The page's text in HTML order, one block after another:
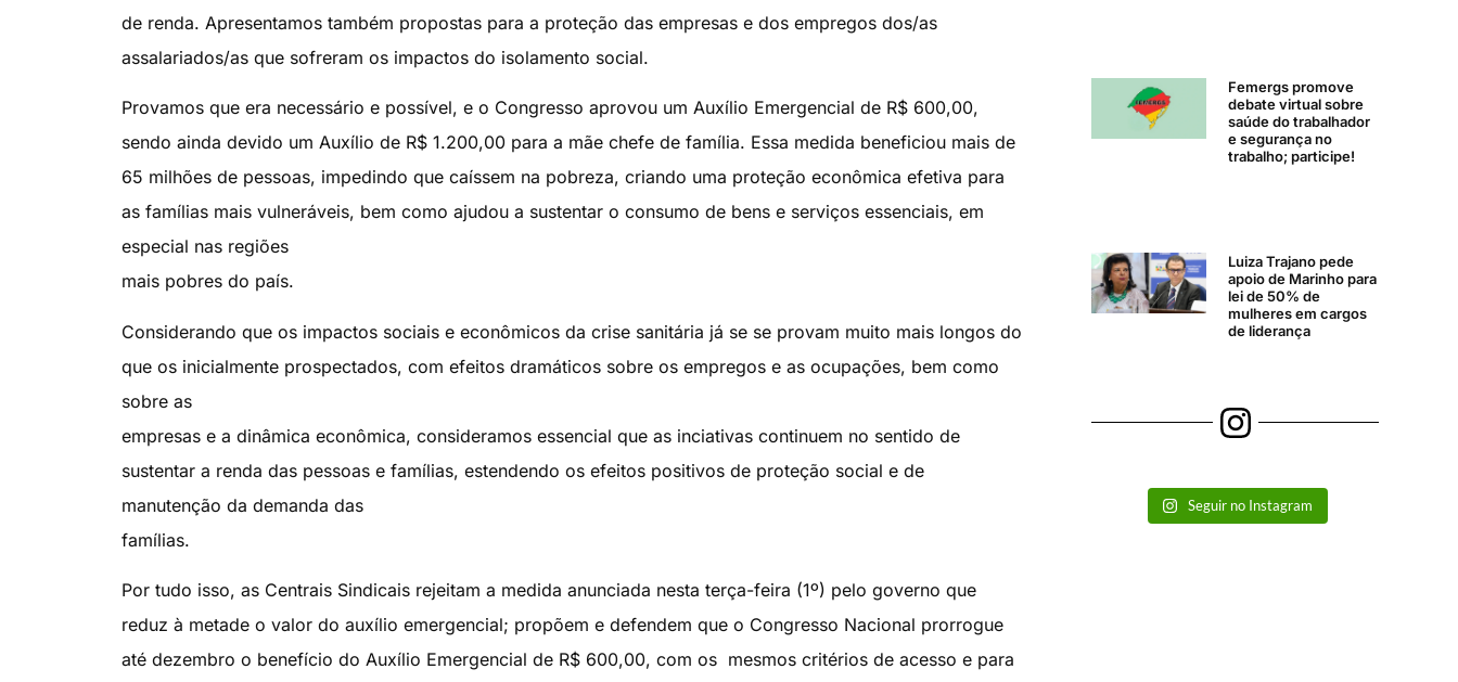
de renda. Apresentamos também propostas para a proteção das empresas e dos empregos dos/as
assalariados/as que sofreram os impactos do isolamento social.
Provamos que era necessário e possível, e o Congresso aprovou um Auxílio Emergencial de R$ 600,00,
sendo ainda devido um Auxílio de R$ 1.200,00 para a mãe chefe de família. Essa medida beneficiou mais de
65 milhões de pessoas, impedindo que caíssem na pobreza, criando uma proteção econômica efetiva para
as famílias mais vulneráveis, bem como ajudou a sustentar o consumo de bens e serviços essenciais, em
especial nas regiões
mais pobres do país.
Considerando que os impactos sociais e econômicos da crise sanitária já se se provam muito mais longos do
que os inicialmente prospectados, com efeitos dramáticos sobre os empregos e as ocupações, bem como
sobre as
empresas e a dinâmica econômica, consideramos essencial que as inciativas continuem no sentido de
sustentar a renda das pessoas e famílias, estendendo os efeitos positivos de proteção social e de
manutenção da demanda das
famílias.
Por tudo isso, as Centrais Sindicais rejeitam a medida anunciada nesta terça-feira (1º) pelo governo que
reduz à metade o valor do auxílio emergencial; propõem e defendem que o Congresso Nacional prorrogue
até dezembro o benefício do Auxílio Emergencial de R$ 600,00, com os mesmos critérios de acesso e para
Femergs promove
debate virtual sobre
saúde do trabalhador
e segurança no
trabalho; participe!
Luiza Trajano pede
apoio de Marinho para
lei de 50% de
mulheres em cargos
de liderança
Seguir no Instagram